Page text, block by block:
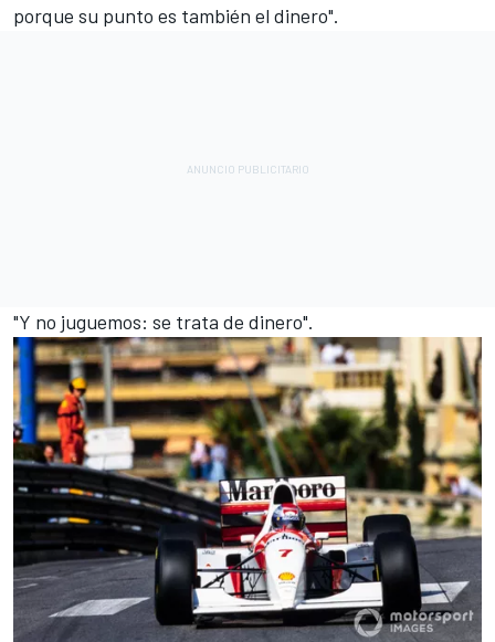
porque su punto es también el dinero".
"Y no juguemos: se trata de dinero".